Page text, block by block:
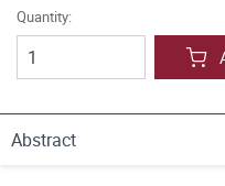
Quantity:
Abstract